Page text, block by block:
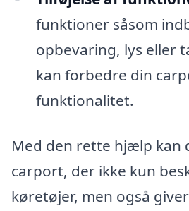
funktioner såsom
opbevaring, lys eller
kan forbedre din
funktionalitet.
Med den rette hjælp kan
carport, der ikke kun
køretøjer, men også